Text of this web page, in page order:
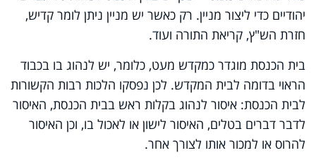
יהודיים כדי ליצור מניין. רק כאשר יש מניין ניתן לומר קדיש,
חזרת הש"ץ, קריאת התורה ועוד.
בית הכנסת מוגדר כמקדש מעט, כלומר, יש לנהוג בו בכבוד
הראוי בדומה לבית המקדש. לכן נפסקו הלכות רבות הקשורות
לבית הכנסת: איסור לנהוג בקלות ראש בבית הכנסת, האיסור
לדבר דברים בטלים, האיסור לישון או לאכול בו, וכן האיסור
להרוס או למכור אותו לצורך אחר.